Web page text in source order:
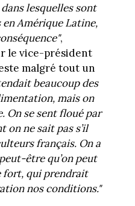
lesquelles sont
en Amérique Latine,
,
le vice-président
malgré tout un
beaucoup des
mais on
On se sent floué par
on ne sait pas s’il
français. On a
être qu’on peut
fort, qui prendrait
nos conditions."